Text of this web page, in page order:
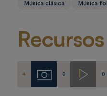
Música clásica
Música
Recursos
4 Imágenes
0 Videos
0